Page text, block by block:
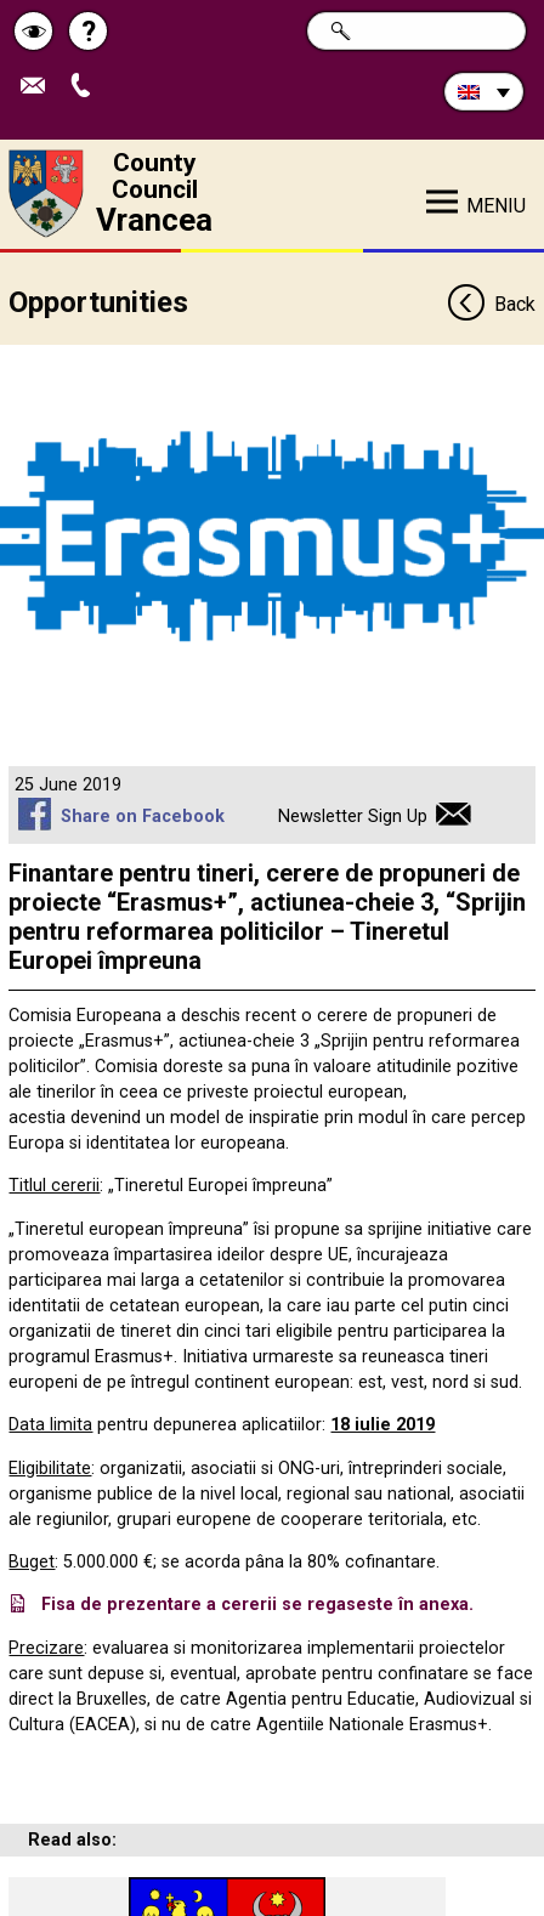
Schimbă
contrastul
Help
?
Search
in
SEARCH
County
Council
Vrancea MENIU
Opportunities Back
25 June 2019
Share on Facebook
Newsletter Sign Up
Finantare pentru tineri, cerere de propuneri de
proiecte “Erasmus+”, actiunea-cheie 3, “Sprijin
pentru reformarea politicilor – Tineretul
Europei împreuna
Comisia Europeana a deschis recent o cerere de propuneri de
proiecte „Erasmus+”, actiunea-cheie 3 „Sprijin pentru reformarea
politicilor”. Comisia doreste sa puna în valoare atitudinile pozitive
ale tinerilor în ceea ce priveste proiectul european,
acestia devenind un model de inspiratie prin modul în care percep
Europa si identitatea lor europeana.
Titlul cererii: „Tineretul Europei împreuna”
„Tineretul european împreuna” îsi propune sa sprijine initiative care
promoveaza împartasirea ideilor despre UE, încurajeaza
participarea mai larga a cetatenilor si contribuie la promovarea
identitatii de cetatean european, la care iau parte cel putin cinci
organizatii de tineret din cinci tari eligibile pentru participarea la
programul Erasmus+. Initiativa urmareste sa reuneasca tineri
europeni de pe întregul continent european: est, vest, nord si sud.
Data limita pentru depunerea aplicatiilor: 18 iulie 2019
Eligibilitate: organizatii, asociatii si ONG-uri, întreprinderi sociale,
organisme publice de la nivel local, regional sau national, asociatii
ale regiunilor, grupari europene de cooperare teritoriala, etc.
Buget: 5.000.000 €; se acorda pâna la 80% cofinantare.
Fisa de prezentare a cererii se regaseste în anexa.
Precizare: evaluarea si monitorizarea implementarii proiectelor
care sunt depuse si, eventual, aprobate pentru confinatare se face
direct la Bruxelles, de catre Agentia pentru Educatie, Audiovizual si
Cultura (EACEA), si nu de catre Agentiile Nationale Erasmus+.
Read also: